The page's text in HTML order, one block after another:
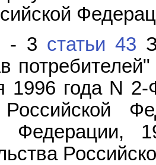
- 3 статьи 43
1996 года N
Российской